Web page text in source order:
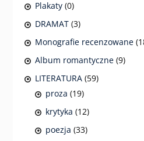
Plakaty (0)
DRAMAT (3)
Monografie recenzowane
Album romantyczne (9)
LITERATURA (59)
proza (19)
krytyka (12)
poezja (33)